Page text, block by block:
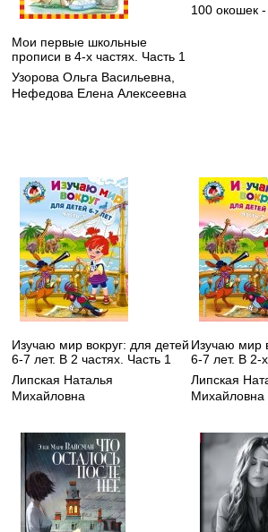
Мои первые школьные
прописи в 4-х частях. Часть 1
Узорова Ольга Васильевна
Нефедова Елена Алексеевна
100 окошек
Изучаю мир вокруг: для детей
6-7 лет. В 2 частях. Часть 1
Липская Наталья
Михайловна
Изучаю мир
6-7 лет. В 2-
Липская
Михайловна